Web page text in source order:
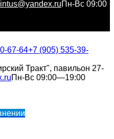
Пн-Вс 09:00
67-64+7 (905) 535-39-
Тракт", павильон 27-
Пн-Вс 09:00—19:00